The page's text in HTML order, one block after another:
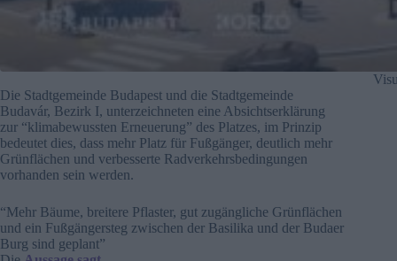
Die Stadtgemeinde Budapest und die Stadtgemeinde
Budavár, Bezirk I, unterzeichneten eine Absichtserklärung
zur “klimabewussten Erneuerung” des Platzes, im Prinzip
bedeutet dies, dass mehr Platz für Fußgänger, deutlich mehr
Grünflächen und verbesserte Radverkehrsbedingungen
vorhanden sein werden.
“Mehr Bäume, breitere Pflaster, gut zugängliche Grünflächen
und ein Fußgängersteg zwischen der Basilika und der Budaer
Burg sind geplant”